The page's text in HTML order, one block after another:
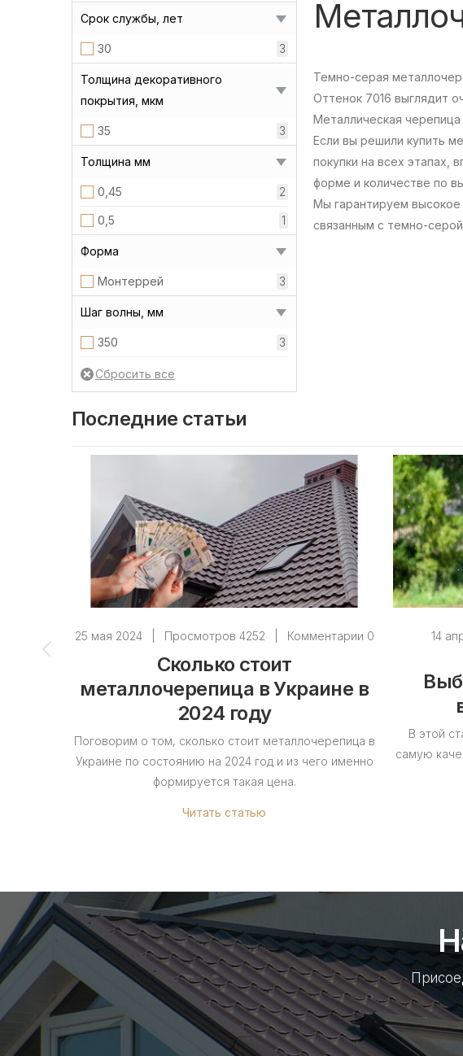
Срок службы, лет
30 3
Толщина декоративного
покрытия, мкм
35 3
Толщина мм
0,45 2
0,5 1
Форма
Монтеррей 3
Шаг волны, мм
350 3
Темно-серая
Оттенок 7016 выглядит
Металлическая
Если вы решили купить
покупки на всех этапах,
форме и количестве по
Мы гарантируем
связанным с темно-
Последние статьи
25 мая 2024 Просмотров 4252 Комментарии 0
Сколько стоит
металлочерепица в Украине в
2024 году
Поговорим о том, сколько стоит металлочерепица в
Украине по состоянию на 2024 год и из чего именно
формируется такая цена.
Читать статью
14
В этой
самую